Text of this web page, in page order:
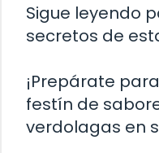
Sigue leyendo
secretos de
¡Prepárate
festín de
verdolagas en